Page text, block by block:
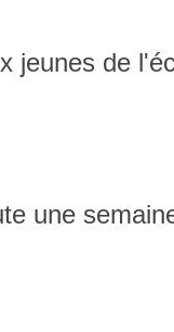
jeunes de
une